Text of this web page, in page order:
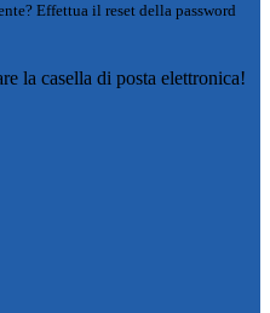
Effettua il reset della password
la casella di posta elettronica!